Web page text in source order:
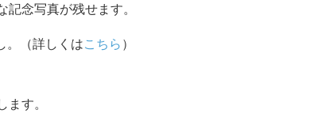
念写真が残せます。
。（詳しくはこちら ）
す。